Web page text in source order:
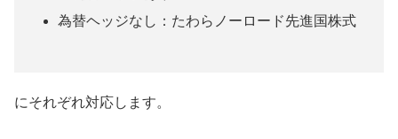
為替ヘッジなし：たわらノーロード先進国株式
にそれぞれ対応します。